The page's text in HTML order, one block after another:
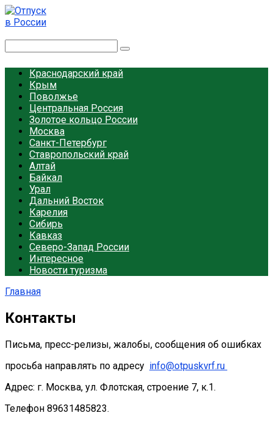
Перейти
к
Краснодарский край
Крым
Поволжье
Центральная Россия
Золотое кольцо России
Москва
Санкт-Петербург
Ставропольский край
Алтай
Байкал
Урал
Дальний Восток
Карелия
Сибирь
Кавказ
Северо-Запад России
Интересное
Новости туризма
Главная
Контакты
Письма, пресс-релизы, жалобы, сообщения об ошибках
просьба направлять по адресу info@otpuskvrf.ru
Адрес: г. Москва, ул. Флотская, строение 7, к.1.
Телефон 89631485823.